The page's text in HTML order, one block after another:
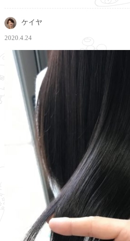
ケイヤ
2020.4.24